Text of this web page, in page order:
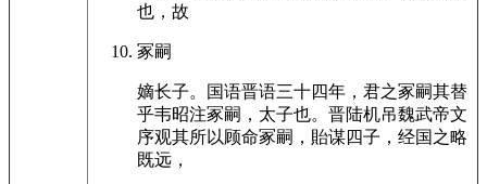
也，故
冢嗣
嫡长子。国语晋语三十四年，君之冢嗣其替
乎韦昭注冢嗣，太子也。晋陆机吊魏武帝文
序观其所以顾命冢嗣，貽谋四子，经国之略
既远，